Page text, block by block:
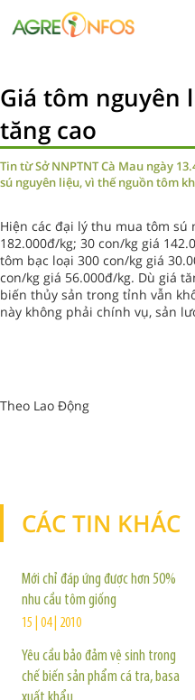
Giá tôm nguyên
tăng cao
Tin từ Sở NNPTNT Cà Mau ngày
sú nguyên liệu, vì thế nguồn tôm
Hiện các đại lý thu mua tôm sú
182.000đ/kg; 30 con/kg giá
tôm bạc loại 300 con/kg giá
con/kg giá 56.000đ/kg. Dù giá
biến thủy sản trong tỉnh vẫn
này không phải chính vụ, sản
Theo Lao Động
CÁC TIN KHÁC
Mới chỉ đáp ứng được hơn 50%
nhu cầu tôm giống
15 | 04 | 2010
Yêu cầu bảo đảm vệ sinh trong
chế biến sản phẩm cá tra, basa